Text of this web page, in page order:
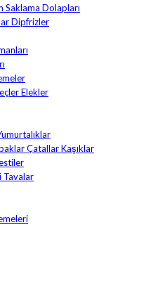
Saklama Dolapları
Dipfrizler
Elekler
Çatallar Kaşıklar
Tavalar